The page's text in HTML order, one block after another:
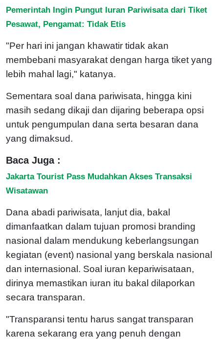
Pemerintah Ingin Pungut Iuran Pariwisata dari Tiket
Pesawat, Pengamat: Tidak Etis
"Per hari ini jangan khawatir tidak akan
membebani masyarakat dengan harga tiket yang
lebih mahal lagi," katanya.
Sementara soal dana pariwisata, hingga kini
masih sedang dikaji dan dijaring beberapa opsi
untuk pengumpulan dana serta besaran dana
yang dimaksud.
Baca Juga :
Jakarta Tourist Pass Mudahkan Akses Transaksi
Wisatawan
Dana abadi pariwisata, lanjut dia, bakal
dimanfaatkan dalam tujuan promosi branding
nasional dalam mendukung keberlangsungan
kegiatan (event) nasional yang berskala nasional
dan internasional. Soal iuran kepariwisataan,
dirinya memastikan iuran itu bakal dilaporkan
secara transparan.
"Transparansi tentu harus sangat transparan
karena sekarang era yang penuh dengan